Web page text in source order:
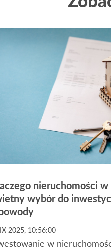
nieruchomości
wybór do
2025, 10:56:00
w